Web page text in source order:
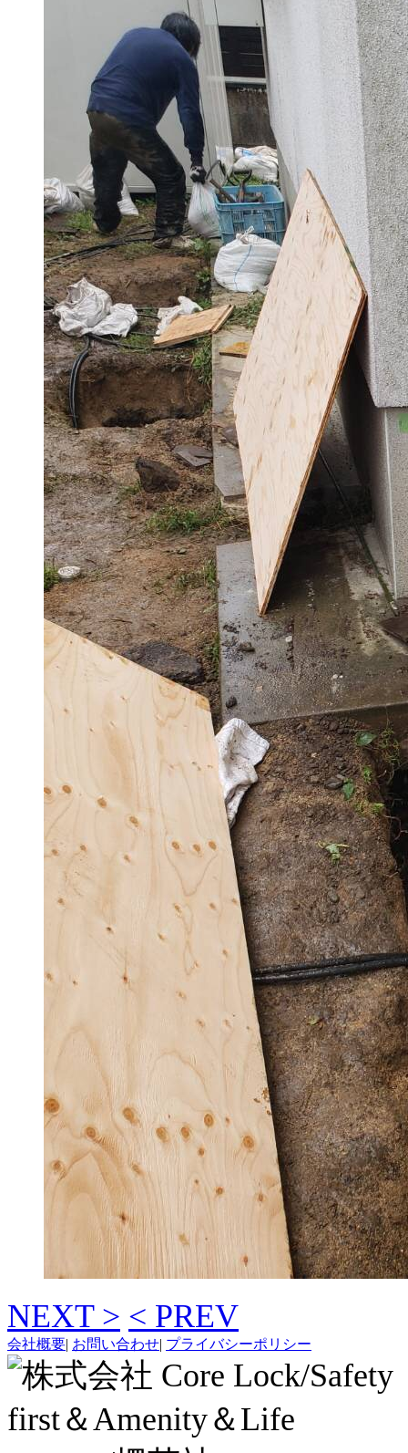
NEXT > < PREV
会社概要| お問い合わせ| プライバシーポリシー